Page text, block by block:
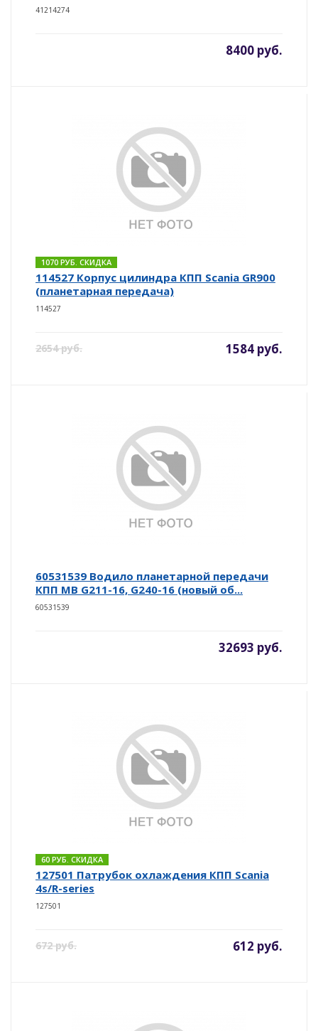
41214274
8400 руб.
1070 РУБ. СКИДКА
114527 Корпус цилиндра КПП Scania GR900
(планетарная передача)
114527
2654 руб. 1584 руб.
60531539 Водило планетарной передачи
КПП MB G211-16, G240-16 (новый об...
60531539
32693 руб.
60 РУБ. СКИДКА
127501 Патрубок охлаждения КПП Scania
4s/R-series
127501
672 руб. 612 руб.